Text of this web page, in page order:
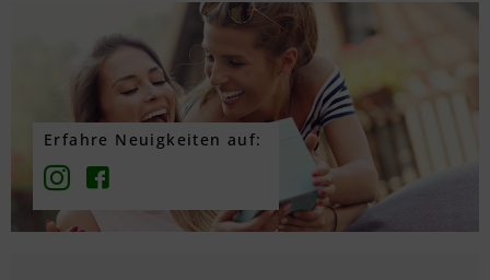
Erfahre Neuigkeiten auf: